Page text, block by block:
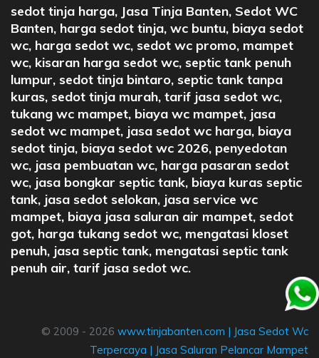
sedot tinja harga, Jasa Tinja Banten, Sedot WC
Banten, harga sedot tinja, wc buntu, biaya sedot
wc, harga sedot wc, sedot wc promo, mampet
wc, kisaran harga sedot wc, septic tank penuh
lumpur, sedot tinja bintaro, septic tank tanpa
kuras, sedot tinja murah, tarif jasa sedot wc,
tukang wc mampet, biaya wc mampet, jasa
sedot wc mampet, jasa sedot wc harga, biaya
sedot tinja, biaya sedot wc 2026, penyedotan
wc, jasa pembuatan wc, harga pasaran sedot
wc, jasa bongkar septic tank, biaya kuras septic
tank, jasa sedot selokan, jasa service wc
mampet, biaya jasa saluran air mampet, sedot
got, harga tukang sedot wc, mengatasi kloset
penuh, jasa septic tank, mengatasi septic tank
penuh air, tarif jasa sedot wc.
© 2009 - 2026 www.tinjabanten.com | Jasa Sedot Wc
Terpercaya | Jasa Saluran Pelancar Mampet